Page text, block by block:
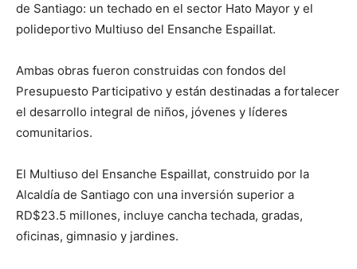
de Santiago: un techado en el sector Hato Mayor y el
polideportivo Multiuso del Ensanche Espaillat.
Ambas obras fueron construidas con fondos del
Presupuesto Participativo y están destinadas a fortalecer
el desarrollo integral de niños, jóvenes y líderes
comunitarios.
El Multiuso del Ensanche Espaillat, construido por la
Alcaldía de Santiago con una inversión superior a
RD$23.5 millones, incluye cancha techada, gradas,
oficinas, gimnasio y jardines.